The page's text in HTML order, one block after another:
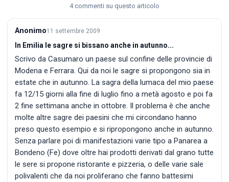
4 commenti su questo articolo
Anonimo11 settembre 2009
In Emilia le sagre si bissano anche in autunno...
Scrivo da Casumaro un paese sul confine delle provincie di
Modena e Ferrara. Qui da noi le sagre si propongono sia in
estate che in autunno. La sagra della lumaca del mio paese
fa 12/15 giorni alla fine di luglio fino a metà agosto e poi fa
2 fine settimana anche in ottobre. Il problema è che anche
molte altre sagre dei paesini che mi circondano hanno
preso questo esempio e si ripropongono anche in autunno.
Senza parlare poi di manifestazioni varie tipo a Panarea a
Bondeno (Fe) dove oltre hai prodotti derivati dal grano tutte
le sere si propone ristorante e pizzeria, o delle varie sale
polivalenti che da noi proliferano che fanno battesimi